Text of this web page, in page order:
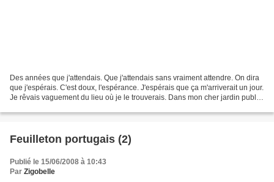
Des années que j'attendais. Que j'attendais sans vraiment attendre. On dira
que j'espérais. C'est doux, l'espérance. J'espérais que ça m'arriverait un jour.
Je rêvais vaguement du lieu où je le trouverais. Dans mon cher jardin public
Feuilleton portugais (2)
Publié le 15/06/2008 à 10:43
Par Zigobelle